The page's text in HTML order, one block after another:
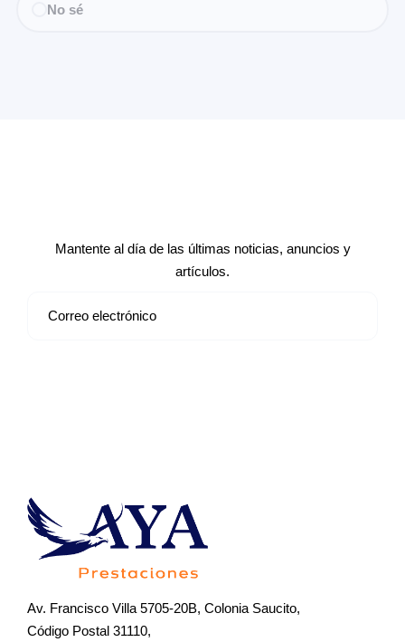
No sé
Mantente al día de las últimas noticias, anuncios y
artículos.
Av. Francisco Villa 5705-20B, Colonia Saucito,
Código Postal 31110,